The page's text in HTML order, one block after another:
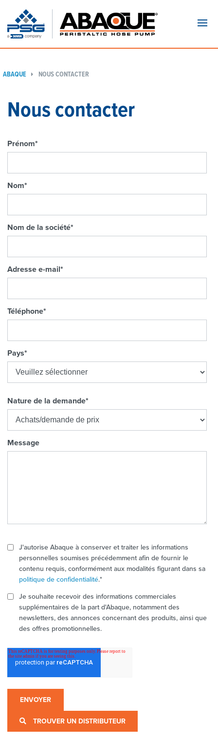
ABAQUE NOUS CONTACTER
Nous contacter
Prénom*
Nom*
Nom de la société*
Adresse e-mail*
Téléphone*
Pays*
Nature de la demande*
Message
J'autorise Abaque à conserver et traiter les informations
personnelles soumises précédemment afin de fournir le
contenu requis, conformément aux modalités figurant dans sa
politique de confidentialité.*
Je souhaite recevoir des informations commerciales
supplémentaires de la part d'Abaque, notamment des
newsletters, des annonces concernant des produits, ainsi que
des offres promotionnelles.
TROUVER UN DISTRIBUTEUR